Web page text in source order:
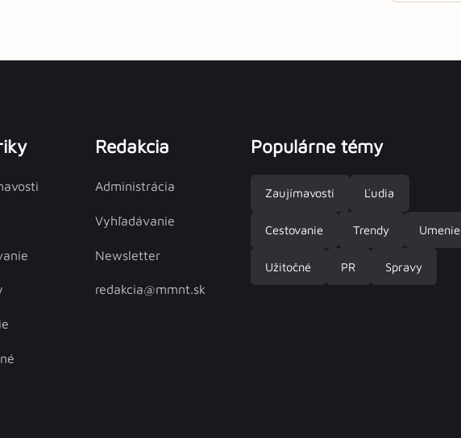
Redakcia
Administrácia
Vyhľadávanie
Newsletter
redakcia@mmnt.sk
Populárne témy
Zaujímavosti Ľudia
Cestovanie Trendy Umenie
Užitočné PR Spravy